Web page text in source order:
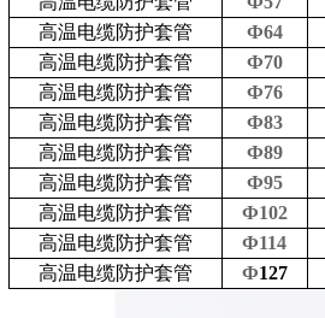
高温电缆防护套管
Ф64
高温电缆防护套管
Ф70
高温电缆防护套管
Ф76
高温电缆防护套管
Ф83
高温电缆防护套管
Ф89
高温电缆防护套管
Ф95
高温电缆防护套管
Ф102
高温电缆防护套管
Ф114
高温电缆防护套管
Ф127